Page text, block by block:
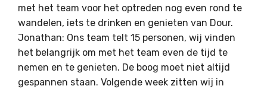
met het team voor het optreden nog even rond te
wandelen, iets te drinken en genieten van Dour.
Jonathan: Ons team telt 15 personen, wij vinden
het belangrijk om met het team even de tijd te
nemen en te genieten. De boog moet niet altijd
gespannen staan. Volgende week zitten wij in